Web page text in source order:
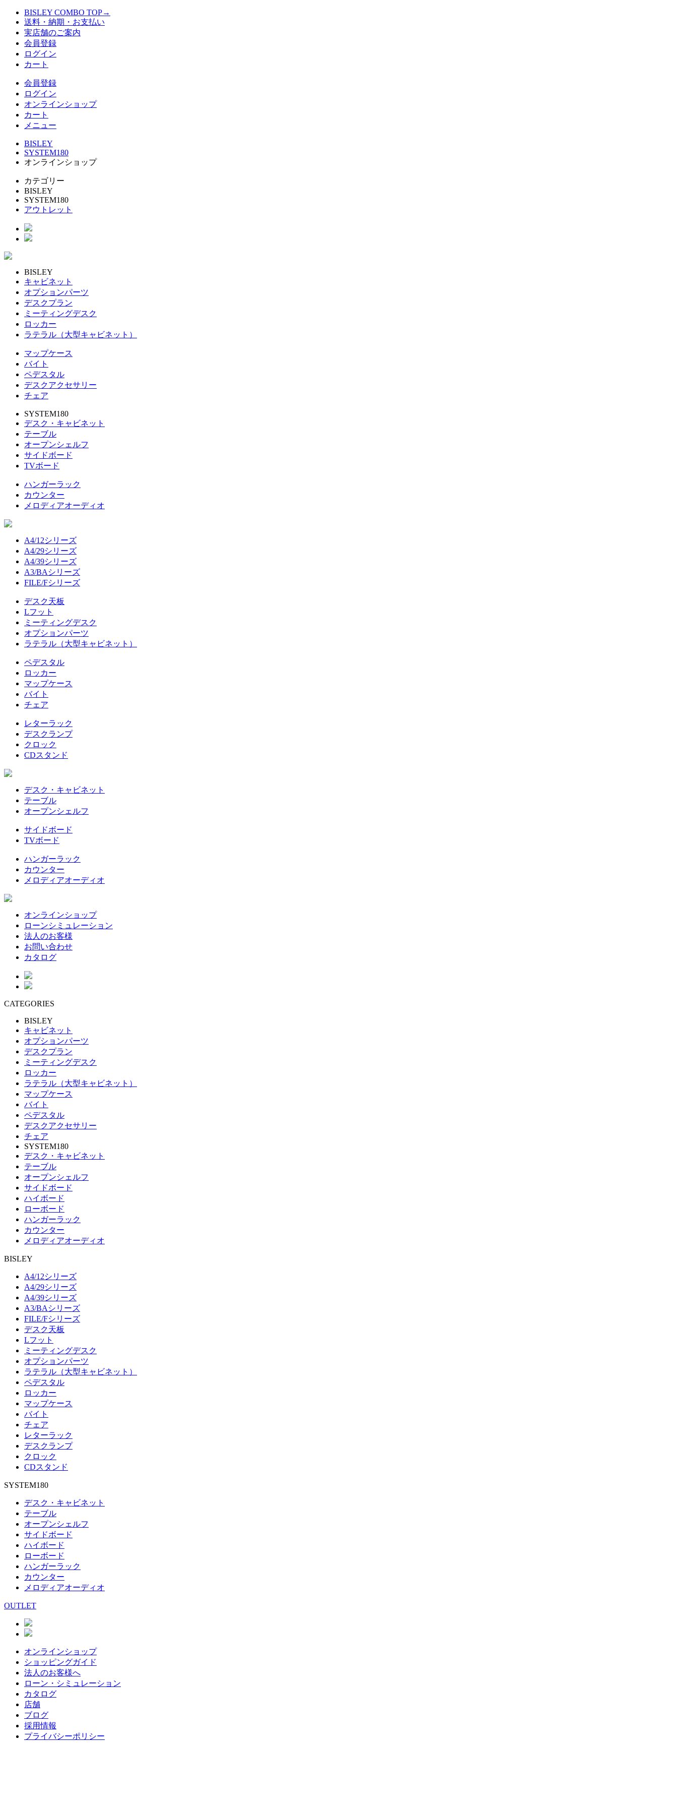
BISLEY COMBO TOP→
送料・納期・お支払い
実店舗のご案内
会員登録
ログイン
カート
会員登録
ログイン
オンラインショップ
カート
メニュー
BISLEY
SYSTEM180
オンラインショップ
カテゴリー
BISLEY
SYSTEM180
アウトレット
BISLEY
キャビネット
オプションパーツ
デスクプラン
ミーティングデスク
ロッカー
ラテラル（大型キャビネット）
マップケース
バイト
ペデスタル
デスクアクセサリー
チェア
SYSTEM180
デスク・キャビネット
テーブル
オープンシェルフ
サイドボード
TVボード
ハンガーラック
カウンター
メロディアオーディオ
A4/12シリーズ
A4/29シリーズ
A4/39シリーズ
A3/BAシリーズ
FILE/Fシリーズ
デスク天板
Lフット
ミーティングデスク
オプションパーツ
ラテラル（大型キャビネット）
ペデスタル
ロッカー
マップケース
バイト
チェア
レターラック
デスクランプ
クロック
CDスタンド
デスク・キャビネット
テーブル
オープンシェルフ
サイドボード
TVボード
ハンガーラック
カウンター
メロディアオーディオ
オンラインショップ
ローンシミュレーション
法人のお客様
お問い合わせ
カタログ
CATEGORIES
BISLEY
キャビネット
オプションパーツ
デスクプラン
ミーティングデスク
ロッカー
ラテラル（大型キャビネット）
マップケース
バイト
ペデスタル
デスクアクセサリー
チェア
SYSTEM180
デスク・キャビネット
テーブル
オープンシェルフ
サイドボード
ハイボード
ローボード
ハンガーラック
カウンター
メロディアオーディオ
BISLEY
A4/12シリーズ
A4/29シリーズ
A4/39シリーズ
A3/BAシリーズ
FILE/Fシリーズ
デスク天板
Lフット
ミーティングデスク
オプションパーツ
ラテラル（大型キャビネット）
ペデスタル
ロッカー
マップケース
バイト
チェア
レターラック
デスクランプ
クロック
CDスタンド
SYSTEM180
デスク・キャビネット
テーブル
オープンシェルフ
サイドボード
ハイボード
ローボード
ハンガーラック
カウンター
メロディアオーディオ
OUTLET
オンラインショップ
ショッピングガイド
法人のお客様へ
ローン・シミュレーション
カタログ
店舗
ブログ
採用情報
プライバシーポリシー